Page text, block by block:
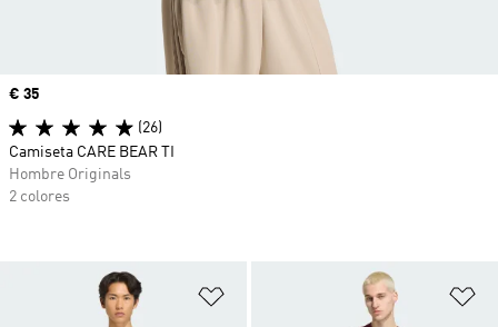
Añadir a la lista de deseos
Precio
€ 35
(26)
Camiseta CARE BEAR TI
Hombre Originals
2 colores